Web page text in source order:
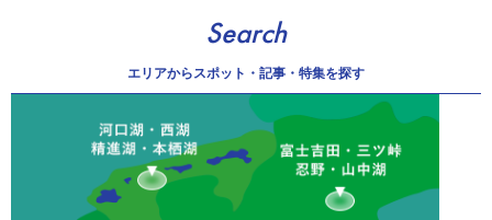
Search
エリアからスポット・記事・特集を探す